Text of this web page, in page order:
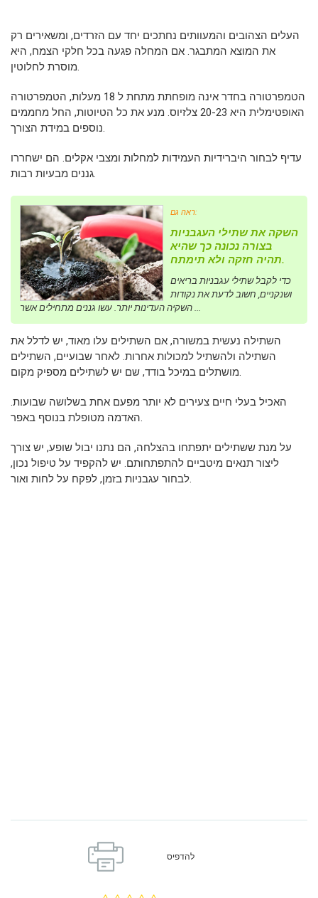
העלים הצהובים והמעוותים נחתכים יחד עם הזרדים, ומשאירים רק
את המוצא המתבגר. אם המחלה פגעה בכל חלקי הצמח, היא
מוסרת לחלוטין.
הטמפרטורה בחדר אינה מופחתת מתחת ל 18 מעלות, הטמפרטורה
האופטימלית היא 20-23 צלזיוס. מנע את כל הטיוטות, החל מחממים
נוספים במידת הצורך.
עדיף לבחור היברידיות העמידות למחלות ומצבי אקלים. הם ישחררו
גננים מבעיות רבות.
ראה גם:
השקה את שתילי העגבניות
בצורה נכונה כך שהיא
תהיה חזקה ולא תימתח.
כדי לקבל שתילי עגבניות בריאים
ושנקניים, חשוב לדעת את נקודות
השקיה העדינות יותר. עשו גננים מתחילים אשר ...
השתילה נעשית במשורה, אם השתילים עלו מאוד, יש לדלל את
השתילה ולהשתיל למכולות אחרות. לאחר שבועיים, השתילים
מושתלים במיכל בודד, שם יש לשתילים מספיק מקום.
האכיל בעלי חיים צעירים לא יותר מפעם אחת בשלושה שבועות.
האדמה מטופלת בנוסף באפר.
על מנת ששתילים יתפתחו בהצלחה, הם נתנו יבול שופע, יש צורך
ליצור תנאים מיטביים להתפתחותם. יש להקפיד על טיפול נכון,
לבחור עגבניות בזמן, לפקח על לחות ואור.
להדפיס